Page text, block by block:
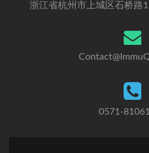
浙江省杭州市上城区石桥路
0571-